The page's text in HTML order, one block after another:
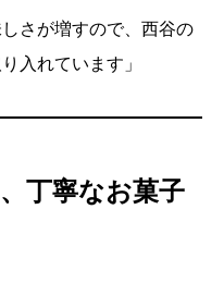
さが増すので、西谷の
入れています」
丁寧なお菓子